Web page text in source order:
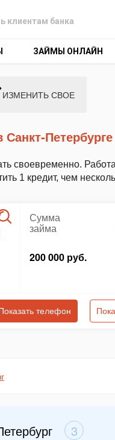
клиентам банка
ЗАЙМЫ ОНЛАЙН
ИЗМЕНИТЬ СВОЕ
Петербурге
своевременно.
1 кредит, чем
Сумма
займа
200 000 руб.
телефон
3